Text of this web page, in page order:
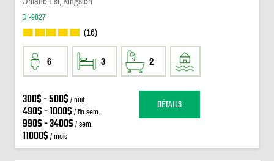
DI-9827
(16)
6 3 2
300$ - 500$ / nuit
490$ - 1000$ / fin sem.
990$ - 3400$ / sem.
11000$ / mois
DÉTAILS